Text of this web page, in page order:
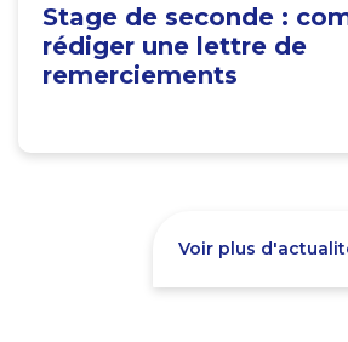
Stage de seconde :
rédiger une lettre de
remerciements
Voir plus